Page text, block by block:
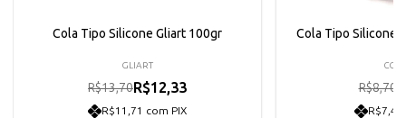
Cola Tipo Silicone Gliart 100gr
GLIART
R$13,70R$12,33
R$11,71 com PIX
Cola Tipo Silicone
R$8,70
R$7,44